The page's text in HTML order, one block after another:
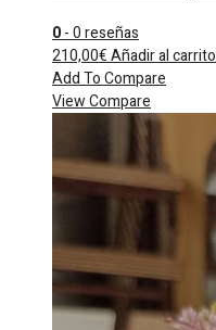
0- 0 reseñas
210,00€Añadir al carrito
Add To Compare
View Compare